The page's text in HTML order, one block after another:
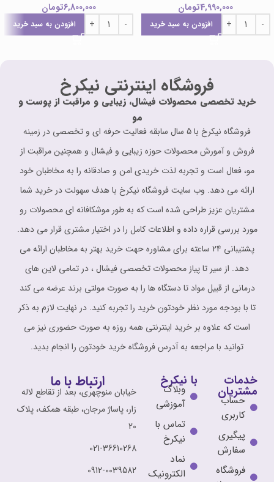
4,990,000تومان
افزودن به سبد خرید
6,800,000تومان
افزودن به سبد خرید
فروشگاه اینترنتی نیکرخ
خرید تخصصی محصولات فیشال، زیبایی و مراقبت از پوست و
مو
فروشگاه نیکرخ با 5 سال سابقه فعالیت حرفه ای و تخصصی در زمینه
فروش و آمورش محصولات حوزه زیبایی و فیشال و همچنین مراقبت از
مو، فعال است و تجربه لذت خریدی امن و صادقانه را به مخاطبان خود
ارائه می دهد. وب سایت فروشگاه نیکرخ با هدف سهولت در خرید شما
مشتریان عزیز طراحی شده است که به طور موشکافانه ای محصولات رو
مورد بررسی قراره داده و اطلاعات کامل را در اختیار مشتری قرار می دهد.
پشتیبانی 24 ساعته برای مشاوره حهت خرید بهتر به مخاطبان ارائه می
دهد. از سیر تا پیاز محصولات تخصصی فیشال ، در تمامی لاین های
درمانی از قبیل مواد تا دستگاه ها را به صورت مولتی برند عرضه می کند
تا با بودجه مورد نظر خودتون خرید را تجربه کنید. در نهایت لازم به ذکر
است که علاوه بر خرید اینترنتی همه روزه به صورت حضوری نیز می
توانید با مراجعه به آدرس فروشگاه خرید خودتون را انجام بدید.
خدمات
مشتریان
حساب
کاربری
پیگیری
سفارش
فروشگاه
با نیکرخ
وبلاگ
آموزشی
تماس با
نیکرخ
نماد
الکترونیک
ارتباط با ما
خیابان منوچهری، بعد از تقاطع لاله
زار، پاساژ مرجان، طبقه همکف، پلاک
20
021-36610268
0912-0039582